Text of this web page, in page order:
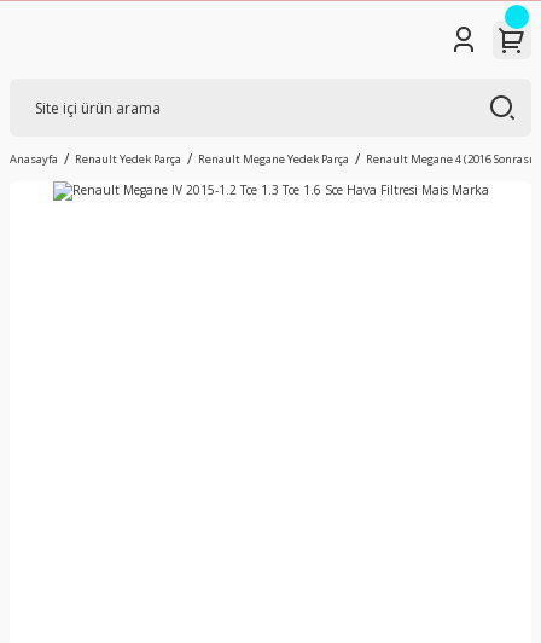
Anasayfa Renault Yedek Parça Renault Megane Yedek Parça Renault Megane 4 (2016 Sonrası)